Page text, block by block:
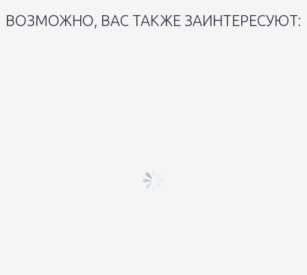
ВОЗМОЖНО, ВАС ТАКЖЕ ЗАИНТЕРЕСУЮТ: